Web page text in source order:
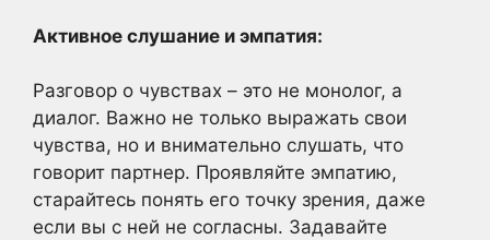
Активное слушание и эмпатия:
Разговор о чувствах – это не монолог, а
диалог. Важно не только выражать свои
чувства, но и внимательно слушать, что
говорит партнер. Проявляйте эмпатию,
старайтесь понять его точку зрения, даже
если вы с ней не согласны. Задавайте